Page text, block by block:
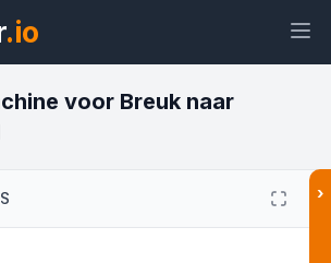
.io
voor Breuk naar
›